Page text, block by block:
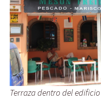
Terraza dentro del edificio